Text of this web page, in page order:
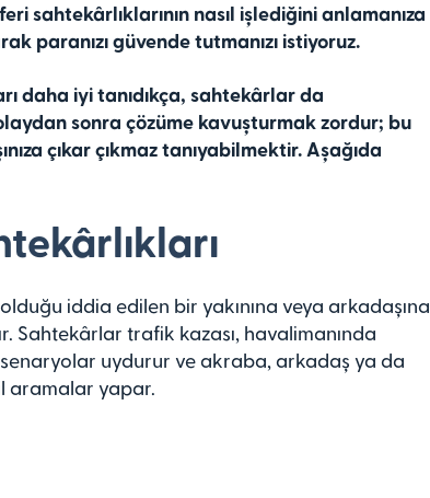
sahtekârlıklarının nasıl işlediğini anlamanıza
paranızı güvende tutmanızı istiyoruz.
daha iyi tanıdıkça, sahtekârlar da
sonra çözüme kavuşturmak zordur; bu
çıkar çıkmaz tanıyabilmektir. Aşağıda
iddia edilen bir yakınına veya arkadaşına
Sahtekârlar trafik kazası, havalimanında
uydurur ve akraba, arkadaş ya da
yapar.